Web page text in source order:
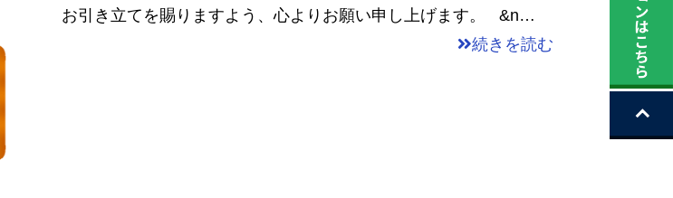
お引き立てを賜りますよう、心よりお願い申し上げます。 &n…
続きを読む